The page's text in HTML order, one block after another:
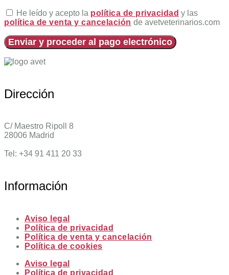
He leído y acepto la política de privacidad y las
política de venta y cancelación de avetveterinarios.com
Dirección
C/ Maestro Ripoll 8
28006 Madrid
Tel: +34 91 411 20 33
Información
Aviso legal
Política de privacidad
Política de venta y cancelación
Política de cookies
Aviso legal
Política de privacidad